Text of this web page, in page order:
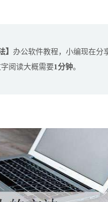
】 办公软件教程，小编现在分
阅读大概需要1分钟。